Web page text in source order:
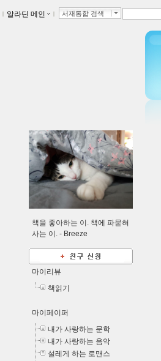
ｌ 알라딘 메인 ｌ 서재통합 검색
책을 좋아하는 이. 책에 파묻혀
사는 이. - Breeze
마이리뷰
책읽기
마이페이퍼
내가 사랑하는 문학
내가 사랑하는 음악
설레게 하는 로맨스